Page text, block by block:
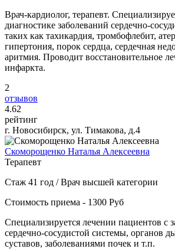
Врач-кардиолог, терапевт.
диагностике заболеваний сердечно-
таких как тахикардия, тромбофлебит,
гипертония, порок сердца, сердечная
аритмия. Проводит восстановительное
инфаркта.
2
отзывов
4.62
рейтинг
г. Новосибирск, ул. Тимакова, д.4
Скоморощенко Наталья Алексеевна
Терапевт
Стаж 41 год / Врач высшей категории
Стоимость приема - 1300 Руб
Специализируется лечении пациентов с
сердечно-сосудистой системы, органов
суставов, заболеваниями почек и т.п.